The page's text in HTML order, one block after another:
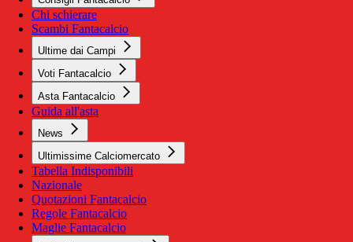
Chi schierare
Scambi Fantacalcio
Ultime dai Campi
Voti Fantacalcio
Asta Fantacalcio
Guida all'asta
News
Ultimissime Calciomercato
Tabella Indisponibili
Nazionale
Quotazioni Fantacalcio
Regole Fantacalcio
Maglie Fantacalcio